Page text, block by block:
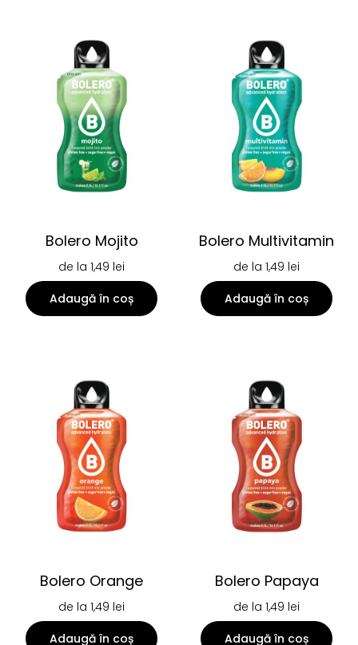
Bolero Mojito
de la 1,49 lei
Adaugă în coș
Bolero Multivitamin
de la 1,49 lei
Adaugă în coș
Bolero Orange
de la 1,49 lei
Adaugă în coș
Bolero Papaya
de la 1,49 lei
Adaugă în coș